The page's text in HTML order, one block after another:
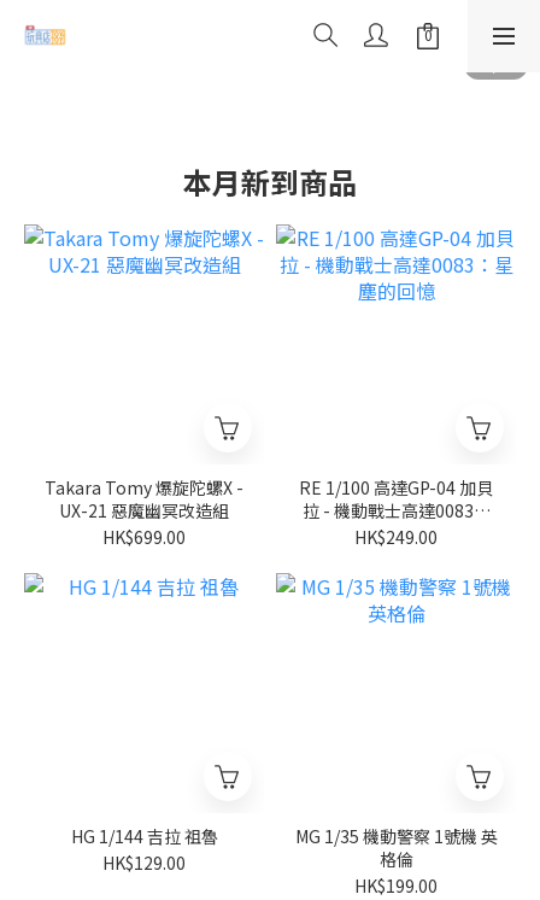
本月新到商品
Takara Tomy 爆旋陀螺X -
UX-21 惡魔幽冥改造組
HK$699.00
RE 1/100 高達GP-04 加貝
拉 - 機動戰士高達0083：
星塵的回憶
HK$249.00
HG 1/144 吉拉 祖魯
HK$129.00
MG 1/35 機動警察 1號機 英
格倫
HK$199.00